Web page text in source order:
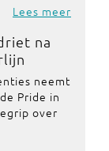
Lees meer
na
neemt
Pride in
over